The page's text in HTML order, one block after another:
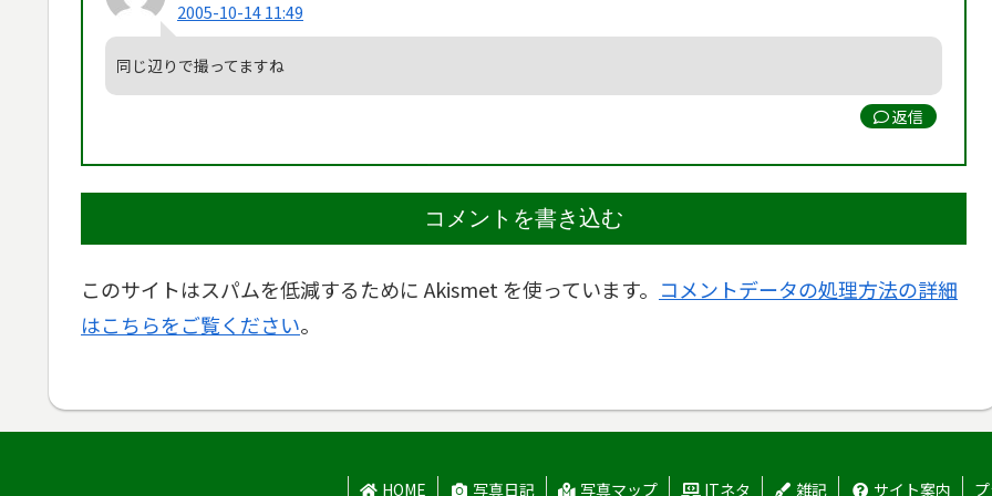
2005-10-14 11:49
同じ辺りで撮ってますね
返信
コメントを書き込む
このサイトはスパムを低減するために Akismet を使っています。 コメントデータの処理方法の詳細
はこちらをご覧ください。
HOME 写真日記 写真マップ ITネタ 雑記 サイト案内